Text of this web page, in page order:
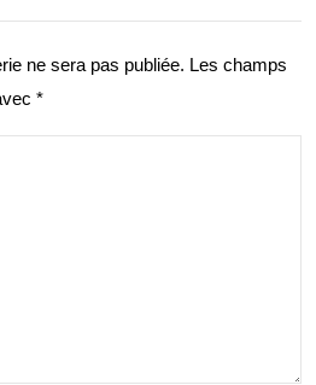
e
ne sera pas publiée. Les champs
*